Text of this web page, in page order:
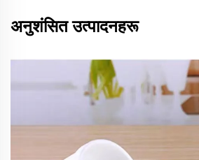
अनुशंसित उत्पादनहरू